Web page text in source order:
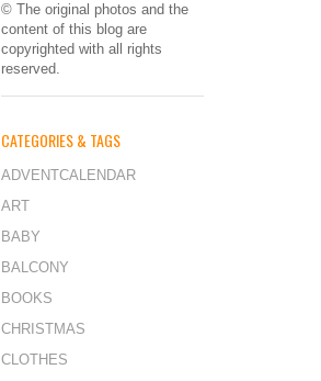
© The original photos and the
content of this blog are
copyrighted with all rights
reserved.
CATEGORIES & TAGS
ADVENTCALENDAR
ART
BABY
BALCONY
BOOKS
CHRISTMAS
CLOTHES